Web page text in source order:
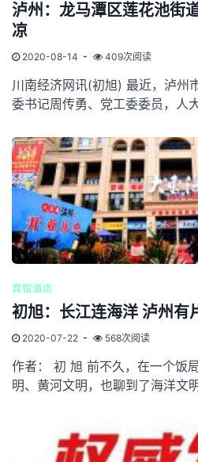
泸州：龙马潭区莲花池街
凉
2020-08-14 409次阅读
川南经济网讯(初旭) 最近，泸州
委书记周传勇、党工委委员，人
宾馆酒店
初旭：长江连海洋 泸州有
2020-07-22 568次阅读
作者： 初 旭 前不久，在一个饭
明、黄河文明，也聊到了海洋文